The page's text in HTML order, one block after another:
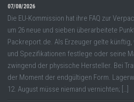
07/08/2026
Die EU-Kommission hat ihre FAQ zur
um 26 neue und sieben überarbeitete
Packreport.de. Als Erzeuger gelte
und Spezifikationen festlege oder seine
zwingend der physische Hersteller. Bei
der Moment der endgültigen Form.
12. August müsse niemand vernichten; […]